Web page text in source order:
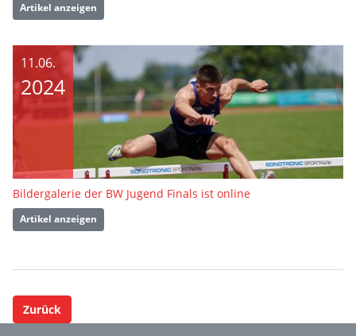
Artikel anzeigen
11.06.
2024
Bildergalerie der BW Jugend Finals ist online
Artikel anzeigen
Zurück